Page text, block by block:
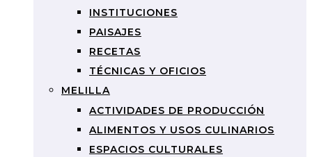
INSTITUCIONES
PAISAJES
RECETAS
TÉCNICAS Y OFICIOS
MELILLA
ACTIVIDADES DE PRODUCCIÓN
ALIMENTOS Y USOS CULINARIOS
ESPACIOS CULTURALES